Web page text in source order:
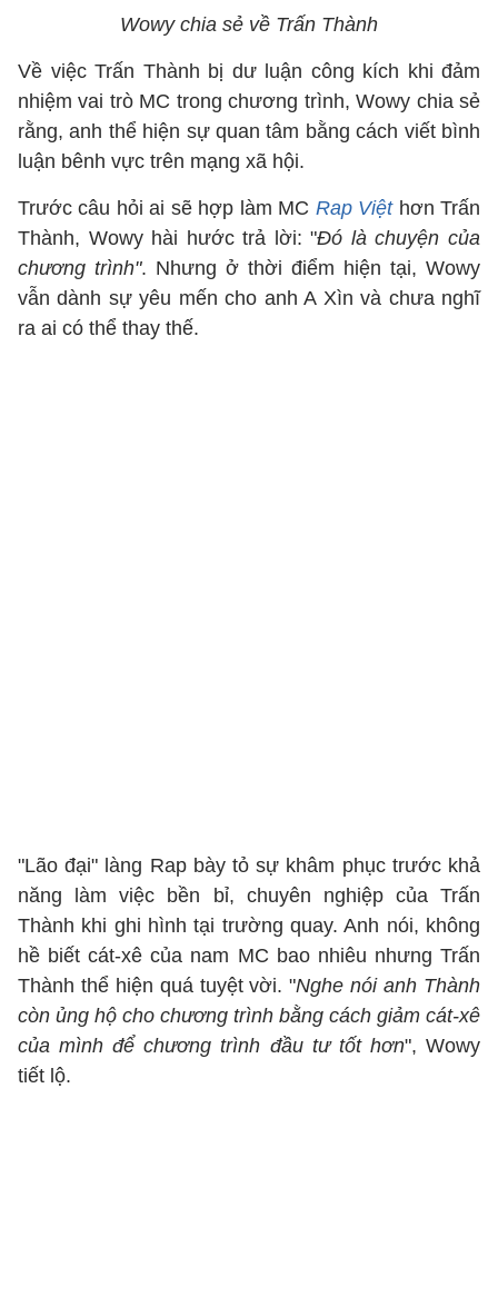
Wowy chia sẻ về Trấn Thành
Về việc Trấn Thành bị dư luận công kích khi đảm
nhiệm vai trò MC trong chương trình, Wowy chia sẻ
rằng, anh thể hiện sự quan tâm bằng cách viết bình
luận bênh vực trên mạng xã hội.
Trước câu hỏi ai sẽ hợp làm MC Rap Việthơn Trấn
Thành, Wowy hài hước trả lời: "Đó là chuyện của
chương trình". Nhưng ở thời điểm hiện tại, Wowy
vẫn dành sự yêu mến cho anh A Xìn và chưa nghĩ
ra ai có thể thay thế.
"Lão đại" làng Rap bày tỏ sự khâm phục trước khả
năng làm việc bền bỉ, chuyên nghiệp của Trấn
Thành khi ghi hình tại trường quay. Anh nói, không
hề biết cát-xê của nam MC bao nhiêu nhưng Trấn
Thành thể hiện quá tuyệt vời. "Nghe nói anh Thành
còn ủng hộ cho chương trình bằng cách giảm cát-xê
của mình để chương trình đầu tư tốt hơn", Wowy
tiết lộ.